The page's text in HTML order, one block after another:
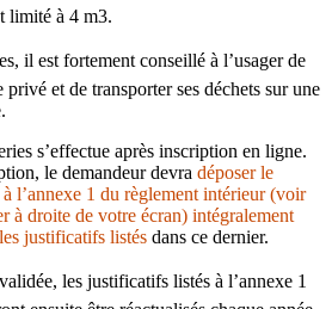
limité à 4 m3.
il est fortement conseillé à l’usager de
et de transporter ses déchets sur une
s’effectue après inscription en ligne.
le demandeur devra déposer le
l’annexe 1 du règlement intérieur (voir
à droite de votre écran) intégralement
justificatifs listés dans ce dernier.
les justificatifs listés à l’annexe 1